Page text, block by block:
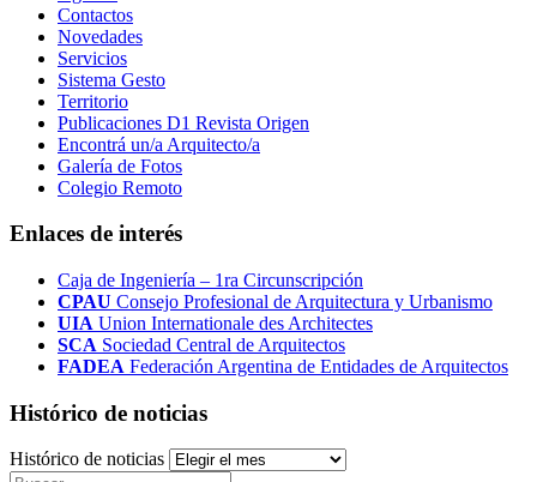
Contactos
Novedades
Servicios
Sistema Gesto
Territorio
Publicaciones D1 Revista Origen
Encontrá un/a Arquitecto/a
Galería de Fotos
Colegio Remoto
Enlaces de interés
Caja de Ingeniería – 1ra Circunscripción
CPAU Consejo Profesional de Arquitectura y Urbanismo
UIA Union Internationale des Architectes
SCA Sociedad Central de Arquitectos
FADEA Federación Argentina de Entidades de Arquitectos
Histórico de noticias
Histórico de noticias